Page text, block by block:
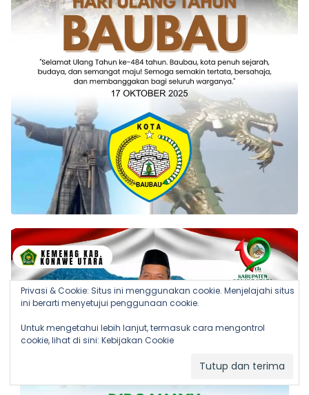
Privasi & Cookie: Situs ini menggunakan cookie. Menjelajahi situs
ini berarti menyetujui penggunaan cookie.
Untuk mengetahui lebih lanjut, termasuk cara mengontrol
cookie, lihat di sini: Kebijakan Cookie